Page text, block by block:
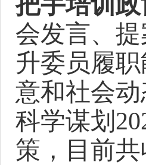
会发言、
升委员履职
意和社会
科学谋划
策，目前